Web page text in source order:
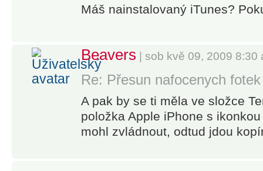
Máš nainstalovaný iTunes?
Beavers | sob kvě 09, 2009 8:30
Re: Přesun nafocenych
A pak by se ti měla ve složce
položka Apple iPhone s
mohl zvládnout, odtud jdou